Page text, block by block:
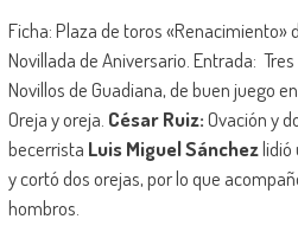
Ficha: Plaza de toros «Renacimiento»
Novillada de Aniversario. Entrada:
Novillos de Guadiana, de buen juego
Oreja y oreja. César Ruiz:Ovación y
becerrista Luis Miguel Sánchezlidió
y cortó dos orejas, por lo que
hombros.